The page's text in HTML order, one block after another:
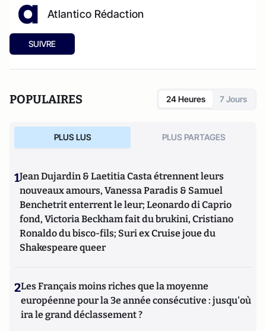
Atlantico Rédaction
SUIVRE
POPULAIRES 24 Heures 7 Jours
PLUS LUS PLUS PARTAGES
1Jean Dujardin & Laetitia Casta étrennent leurs
nouveaux amours, Vanessa Paradis & Samuel
Benchetrit enterrent le leur; Leonardo di Caprio
fond, Victoria Beckham fait du brukini, Cristiano
Ronaldo du bisco-fils; Suri ex Cruise joue du
Shakespeare queer
2Les Français moins riches que la moyenne
européenne pour la 3e année consécutive : jusqu'où
ira le grand déclassement ?